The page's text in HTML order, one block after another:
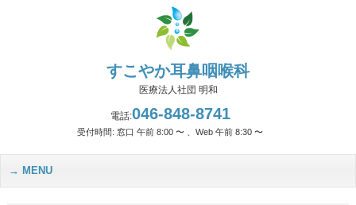
すこやか耳鼻咽喉科
医療法人社団 明和
電話:046-848-8741
受付時間: 窓口 午前 8:00 〜 、Web 午前 8:30 〜
MENU